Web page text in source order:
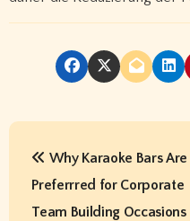
P
Why Karaoke Bars Are
Preferrred for Corporate
Team Building Occasions